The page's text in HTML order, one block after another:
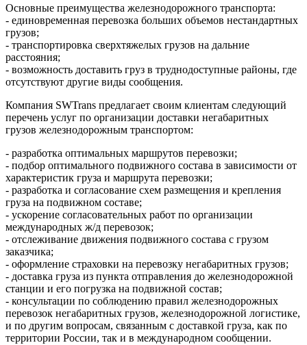
Основные преимущества железнодорожного транспорта:
- единовременная перевозка больших объемов нестандартных
грузов;
- транспортировка сверхтяжелых грузов на дальние
расстояния;
- возможность доставить груз в труднодоступные районы, где
отсутствуют другие виды сообщения.
Компания SWTrans предлагает своим клиентам следующий
перечень услуг по организации доставки негабаритных
грузов железнодорожным транспортом:
- разработка оптимальных маршрутов перевозки;
- подбор оптимального подвижного состава в зависимости от
характеристик груза и маршрута перевозки;
- разработка и согласование схем размещения и крепления
груза на подвижном составе;
- ускорение согласовательных работ по организации
международных ж/д перевозок;
- отслеживание движения подвижного состава с грузом
заказчика;
- оформление страховки на перевозку негабаритных грузов;
- доставка груза из пункта отправления до железнодорожной
станции и его погрузка на подвижной состав;
- консультации по соблюдению правил железнодорожных
перевозок негабаритных грузов, железнодорожной логистике,
и по другим вопросам, связанным с доставкой груза, как по
территории России, так и в международном сообщении.